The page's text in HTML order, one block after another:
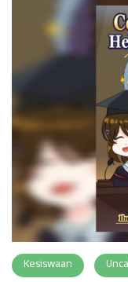
Kesiswaan